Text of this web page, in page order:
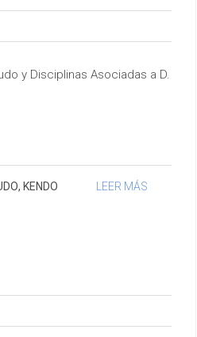
y Disciplinas Asociadas a D.
, KENDO LEER MÁS